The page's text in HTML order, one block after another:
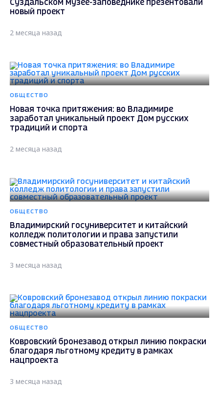
Суздальском музее-заповеднике презентовали
новый проект
2 месяца назад
ОБЩЕСТВО
Новая точка притяжения: во Владимире
заработал уникальный проект Дом русских
традиций и спорта
2 месяца назад
ОБЩЕСТВО
Владимирский госуниверситет и китайский
колледж политологии и права запустили
совместный образовательный проект
3 месяца назад
ОБЩЕСТВО
Ковровский бронезавод открыл линию покраски
благодаря льготному кредиту в рамках
нацпроекта
3 месяца назад